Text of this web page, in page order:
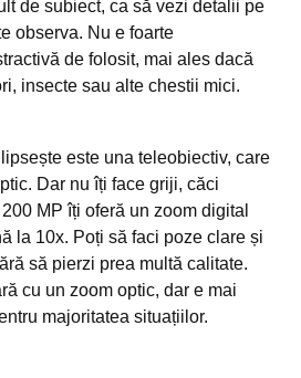
de subiect, ca să vezi detalii pe
observa. Nu e foarte
de folosit, mai ales dacă
insecte sau alte chestii mici.
este una teleobiectiv, care
Dar nu îți face griji, căci
MP îți oferă un zoom digital
la 10x. Poți să faci poze clare și
să pierzi prea multă calitate.
cu un zoom optic, dar e mai
majoritatea situațiilor.